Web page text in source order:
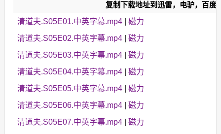
复制下载地址到迅雷，电驴，百度
清道夫.S05E01.中英字幕.mp4| 磁力
清道夫.S05E02.中英字幕.mp4| 磁力
清道夫.S05E03.中英字幕.mp4| 磁力
清道夫.S05E04.中英字幕.mp4| 磁力
清道夫.S05E05.中英字幕.mp4| 磁力
清道夫.S05E06.中英字幕.mp4| 磁力
清道夫.S05E07.中英字幕.mp4| 磁力